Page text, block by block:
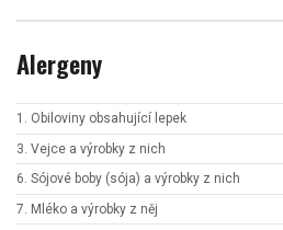
Alergeny
1. Obiloviny obsahující lepek
3. Vejce a výrobky z nich
6. Sójové boby (sója) a výrobky z nich
7. Mléko a výrobky z něj